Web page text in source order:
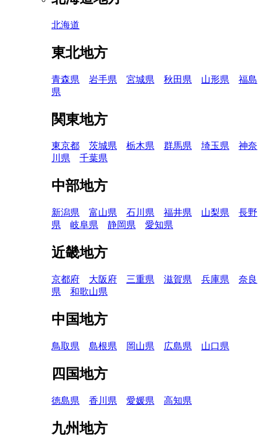
北海道
東北地方
青森県 岩手県 宮城県 秋田県 山形県
福島
県
関東地方
東京都 茨城県 栃木県 群馬県 埼玉県
神奈
川県
千葉県
中部地方
新潟県 富山県 石川県 福井県 山梨県
長野
県
岐阜県 静岡県 愛知県
近畿地方
京都府 大阪府 三重県 滋賀県 兵庫県
奈良
県
和歌山県
中国地方
鳥取県 島根県 岡山県 広島県 山口県
四国地方
徳島県 香川県 愛媛県 高知県
九州地方